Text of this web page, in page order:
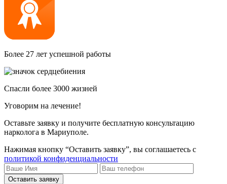
Более 27 лет успешной работы
Спасли более 3000 жизней
Уговорим на лечение!
Оставьте заявку и получите бесплатную консультацию
нарколога в Мариуполе.
Нажимая кнопку “Оставить заявку”, вы соглашаетесь с
политикой конфиденциальности
Оставить заявку